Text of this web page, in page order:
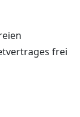
frei